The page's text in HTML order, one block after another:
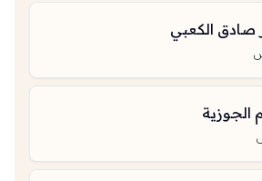
صادق الكعبي
الجوزية